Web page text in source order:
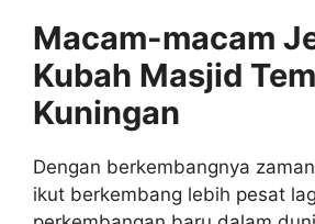
Macam-macam
Kubah Masjid
Kuningan
Dengan berkembangnya
ikut berkembang lebih pesat